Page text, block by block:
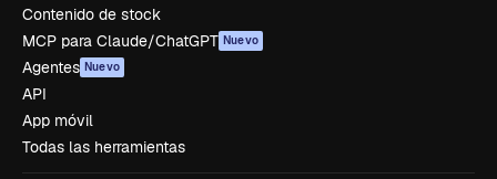
Contenido de stock
MCP para Claude/ChatGPT Nuevo
Agentes Nuevo
API
App móvil
Todas las herramientas